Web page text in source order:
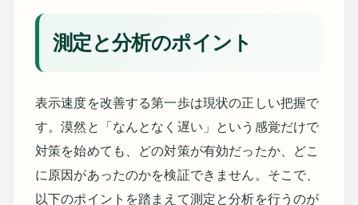
測定と分析のポイント
表示速度を改善する第一歩は現状の正しい把握で
す。漠然と「なんとなく遅い」という感覚だけで
対策を始めても、どの対策が有効だったか、どこ
に原因があったのかを検証できません。そこで、
以下のポイントを踏まえて測定と分析を行うのが